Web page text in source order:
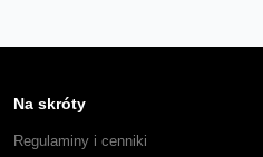
Na skróty
Regulaminy i cenniki